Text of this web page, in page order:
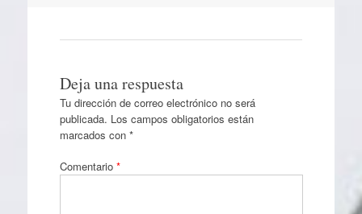
Deja una respuesta
Tu dirección de correo electrónico no será
publicada. Los campos obligatorios están
marcados con *
Comentario *